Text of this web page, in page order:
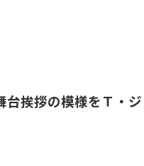
挨拶の模様をＴ・